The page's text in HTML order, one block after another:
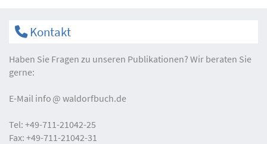
Kontakt
Haben Sie Fragen zu unseren Publikationen? Wir beraten Sie
gerne:
E-Mail info waldorfbuch.de
Tel: +49-711-21042-25
Fax: +49-711-21042-31